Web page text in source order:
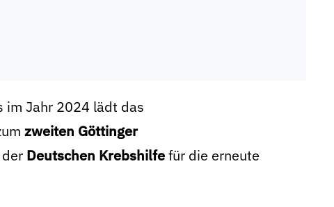
im Jahr 2024 lädt das
zweiten Göttinger
Deutschen Krebshilfefür die erneute